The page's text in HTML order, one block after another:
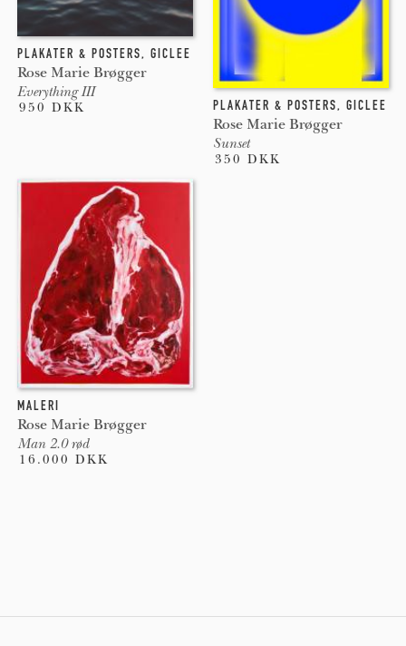
PLAKATER & POSTERS, GICLEE
Rose Marie Brøgger
Everything III
950 DKK PLAKATER & POSTERS, GICLEE
Rose Marie Brøgger
Sunset
350 DKK
MALERI
Rose Marie Brøgger
Man 2.0 rød
16.000 DKK